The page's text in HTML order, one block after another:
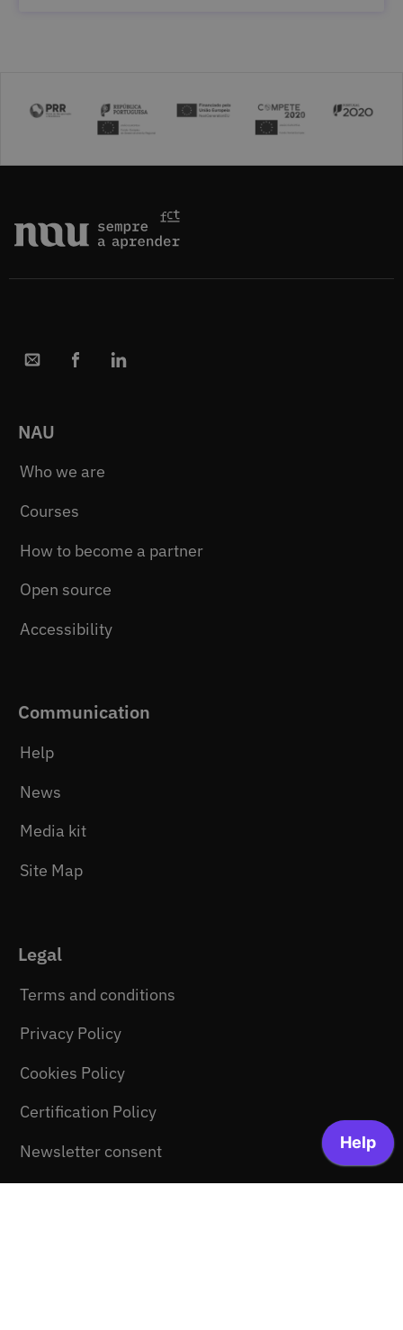
NAU
Who we are
Courses
How to become a partner
Open source
Accessibility
Communication
Help
News
Media kit
Site Map
Legal
Terms and conditions
Privacy Policy
Cookies Policy
Certification Policy
Newsletter consent